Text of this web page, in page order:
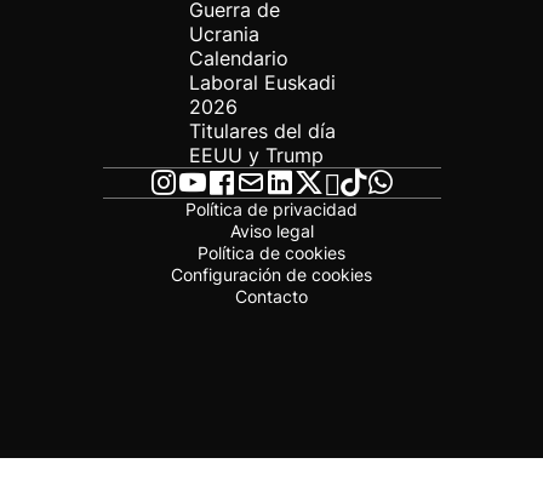
Guerra de
Ucrania
Calendario
Laboral Euskadi
2026
Titulares del día
EEUU y Trump
Política de privacidad
Aviso legal
Política de cookies
Configuración de cookies
Contacto